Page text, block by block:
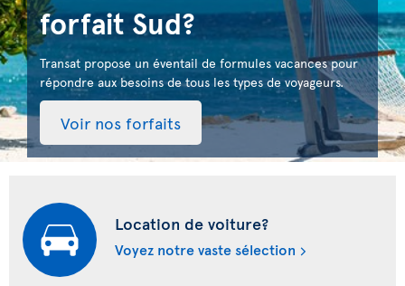
forfait Sud?
Transat propose un éventail de formules vacances pour
répondre aux besoins de tous les types de voyageurs.
Voir nos forfaits
Location de voiture?
Voyez notre vaste sélection